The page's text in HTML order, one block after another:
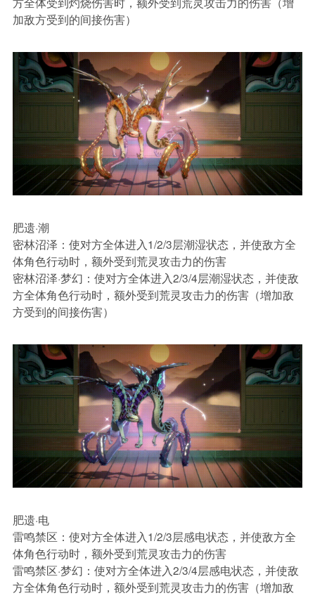
加敌方受到的间接伤害）
肥遗·潮
密林沼泽： 使对方全体进入1/2/3层潮湿状态，并使敌方全
体角色行动时，额外受到荒灵攻击力的伤害
密林沼泽·梦幻： 使对方全体进入2/3/4层潮湿状态，并使敌
方全体角色行动时，额外受到荒灵攻击力的伤害（增加敌
方受到的间接伤害）
肥遗·电
雷鸣禁区： 使对方全体进入1/2/3层感电状态，并使敌方全
体角色行动时，额外受到荒灵攻击力的伤害
雷鸣禁区·梦幻： 使对方全体进入2/3/4层感电状态，并使敌
方全体角色行动时，额外受到荒灵攻击力的伤害（增加敌